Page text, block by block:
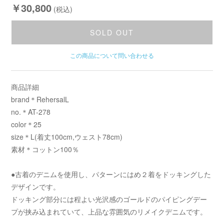
￥30,800 (税込)
SOLD OUT
この商品について問い合わせる
商品詳細
brand＊RehersalL
no.＊AT-278
color＊25
size＊L(着丈100cm,ウェスト78cm)
素材＊コットン100％
●古着のデニムを使用し、パターンにはめ２着をドッキングした
デザインです。
ドッキング部分には程よい光沢感のゴールドのパイピングデー
プが挟み込まれていて、上品な雰囲気のリメイクデニムです。